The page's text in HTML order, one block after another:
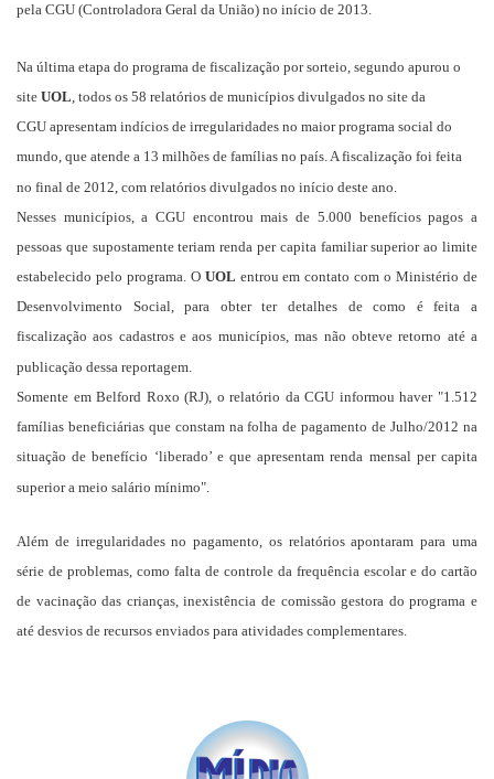
pela CGU (Controladora Geral da União) no início de 2013.
Na última etapa do programa de fiscalização por sorteio, segundo apurou o
site UOL, todos os 58 relatórios de municípios divulgados no site da
CGU apresentam indícios de irregularidades no maior programa social do
mundo, que atende a 13 milhões de famílias no país. A fiscalização foi feita
no final de 2012, com relatórios divulgados no início deste ano.
Nesses municípios, a CGU encontrou mais de 5.000 benefícios pagos a
pessoas que supostamente teriam renda per capita familiar superior ao limite
estabelecido pelo programa. O UOL entrou em contato com o Ministério de
Desenvolvimento Social, para obter ter detalhes de como é feita a
fiscalização aos cadastros e aos municípios, mas não obteve retorno até a
publicação dessa reportagem.
Somente em Belford Roxo (RJ), o relatório da CGU informou haver "1.512
famílias beneficiárias que constam na folha de pagamento de Julho/2012 na
situação de benefício ‘liberado’ e que apresentam renda mensal per capita
superior a meio salário mínimo".
Além de irregularidades no pagamento, os relatórios apontaram para uma
série de problemas, como falta de controle da frequência escolar e do cartão
de vacinação das crianças, inexistência de comissão gestora do programa e
até desvios de recursos enviados para atividades complementares.